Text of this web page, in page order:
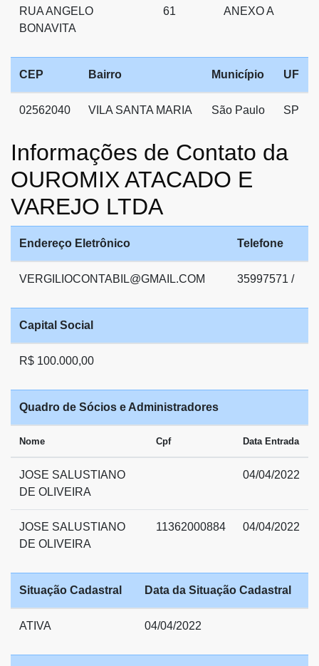
RUA ANGELO
BONAVITA
61 ANEXO A
CEP Bairro Município UF
02562040 VILA SANTA MARIA São Paulo SP
Informações de Contato da
OUROMIX ATACADO E
VAREJO LTDA
Endereço Eletrônico Telefone
VERGILIOCONTABIL@GMAIL.COM 35997571 /
Capital Social
R$ 100.000,00
Quadro de Sócios e Administradores
Nome Cpf Data Entrada
JOSE SALUSTIANO
DE OLIVEIRA
04/04/2022
JOSE SALUSTIANO
DE OLIVEIRA
11362000884 04/04/2022
Situação Cadastral Data da Situação Cadastral
ATIVA 04/04/2022